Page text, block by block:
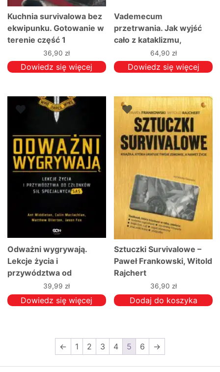
Kuchnia survivalowa bez
ekwipunku. Gotowanie w
terenie część 1
36,90 zł
Dowiedz się więcej
Vademecum
przetrwania. Jak wyjść
cało z kataklizmu,
katastrofy i konfliktu
64,90 zł
Dowiedz się więcej
Odważni wygrywają.
Lekcje życia i
przywództwa od
członków sił specjalnych
SAS
39,99 zł
Dowiedz się więcej
Sztuczki Survivalowe –
Paweł Frankowski, Witold
Rajchert
36,90 zł
Dodaj do koszyka
← 1 2 3 4 5 6 →